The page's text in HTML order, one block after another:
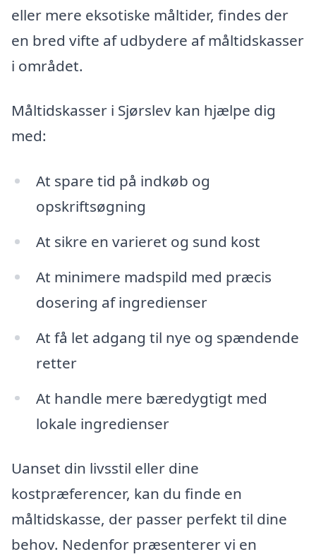
eller mere eksotiske måltider, findes der
en bred vifte af udbydere af måltidskasser
i området.
Måltidskasser i Sjørslev kan hjælpe dig
med:
At spare tid på indkøb og
opskriftsøgning
At sikre en varieret og sund kost
At minimere madspild med præcis
dosering af ingredienser
At få let adgang til nye og spændende
retter
At handle mere bæredygtigt med
lokale ingredienser
Uanset din livsstil eller dine
kostpræferencer, kan du finde en
måltidskasse, der passer perfekt til dine
behov. Nedenfor præsenterer vi en